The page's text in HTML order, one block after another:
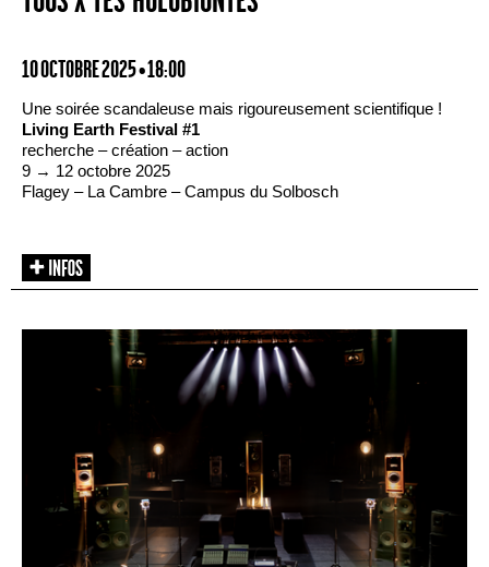
10 OCTOBRE 2025 • 18:00
Une soirée scandaleuse mais rigoureusement scientifique !
Living Earth Festival #1
recherche – création – action
9 → 12 octobre 2025
Flagey – La Cambre – Campus du Solbosch